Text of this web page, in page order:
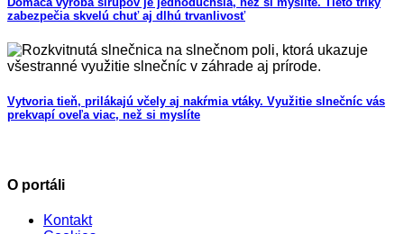
zabezpečia skvelú chuť aj dlhú trvanlivosť
Vytvoria tieň, prilákajú včely aj nakŕmia vtáky. Využitie slnečníc vás
prekvapí oveľa viac, než si myslíte
O portáli
Kontakt